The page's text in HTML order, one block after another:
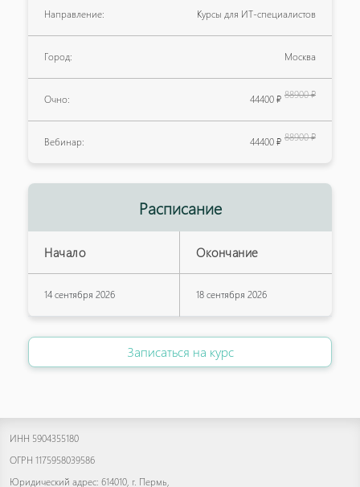
Направление: Курсы для ИТ-специалистов
Город: Москва
Очно: 44400 ₽ 88900 ₽
Вебинар: 44400 ₽ 88900 ₽
Расписание
Начало Окончание
14 сентября 2026 18 сентября 2026
Записаться на курс
ИНН 5904355180
ОГРН 1175958039586
Юридический адрес: 614010, г. Пермь,